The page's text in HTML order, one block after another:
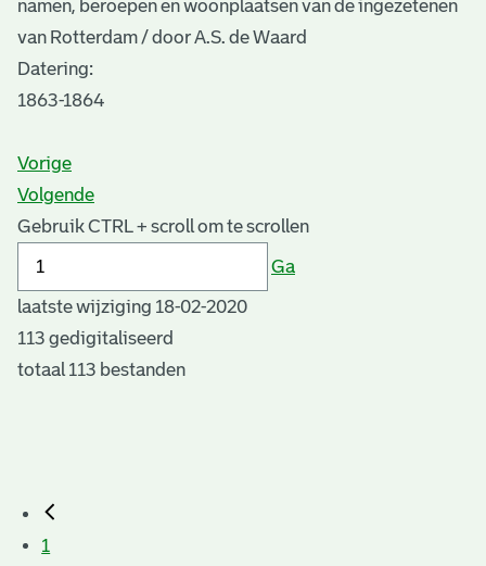
namen, beroepen en woonplaatsen van de ingezetenen
van Rotterdam / door A.S. de Waard
Datering:
1863-1864
Vorige
Volgende
Gebruik CTRL + scroll om te scrollen
Ga
laatste wijziging 18-02-2020
113 gedigitaliseerd
totaal 113 bestanden
1